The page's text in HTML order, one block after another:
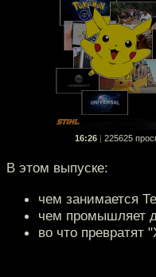
16:26 225625
В этом выпуске:
чем занимается
чем промышляет
во что превратят